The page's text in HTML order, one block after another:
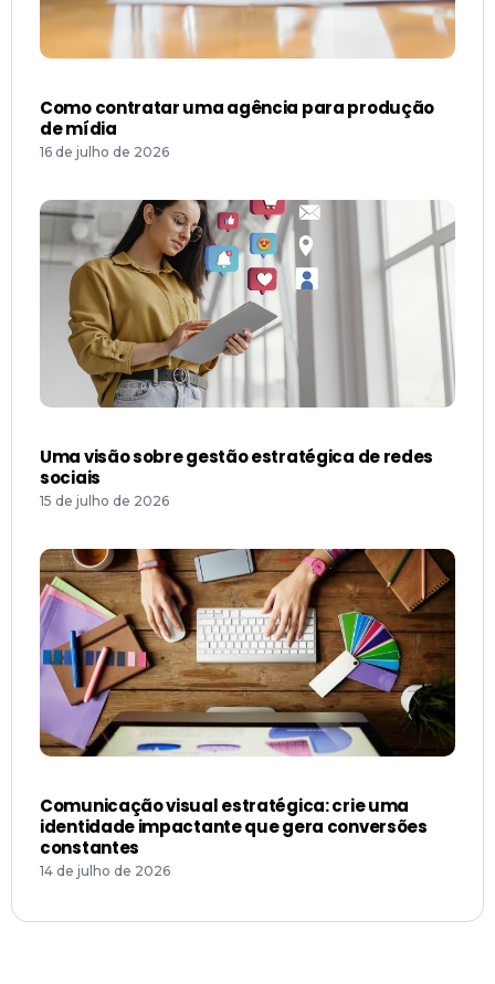
Como contratar uma agência para produção
de mídia
16 de julho de 2026
Uma visão sobre gestão estratégica de redes
sociais
15 de julho de 2026
Comunicação visual estratégica: crie uma
identidade impactante que gera conversões
constantes
14 de julho de 2026